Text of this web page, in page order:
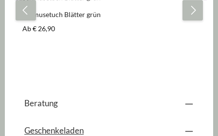
Schmusetuch Blätter grün
Regulärer Preis:
Ab€ 26,90
Beratung
Geschenkeladen